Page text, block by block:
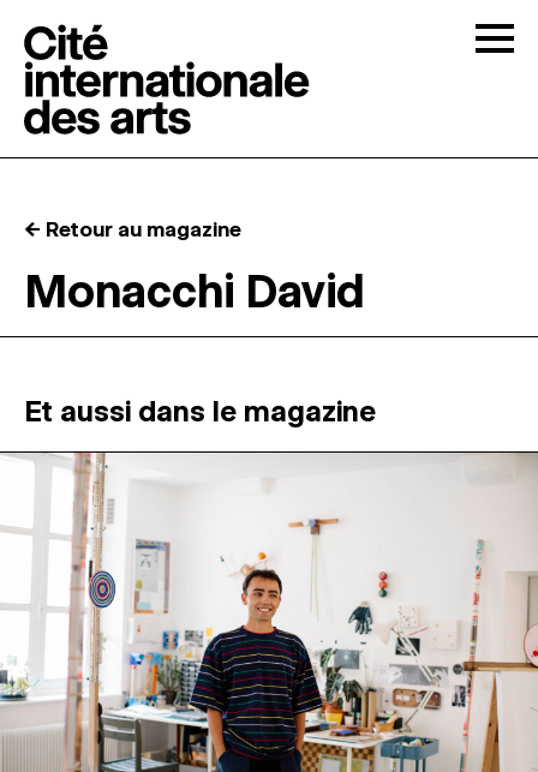
RÉSIDENCES ↓
ATELIERS OUVERTS
PROGRAMMATION
MAGAZINE
ESPACES DE PRATIQUE ARTISTIQUE ↓
Recherche
Connexion
← Retour au magazine
Monacchi David
Et aussi dans le magazine